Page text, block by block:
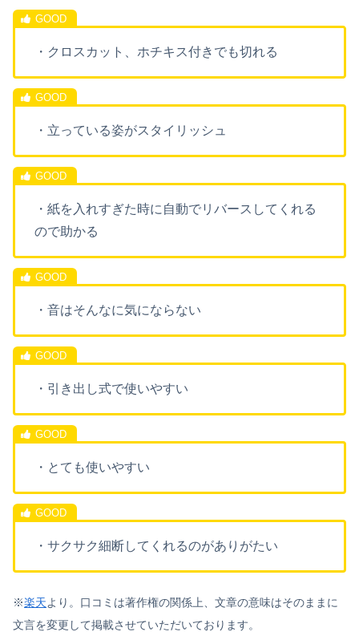
・クロスカット、ホチキス付きでも切れる
・立っている姿がスタイリッシュ
・紙を入れすぎた時に自動でリバースしてくれる
ので助かる
・音はそんなに気にならない
・引き出し式で使いやすい
・とても使いやすい
・サクサク細断してくれるのがありがたい
※楽天より。口コミは著作権の関係上、文章の意味はそのままに
文言を変更して掲載させていただいております。